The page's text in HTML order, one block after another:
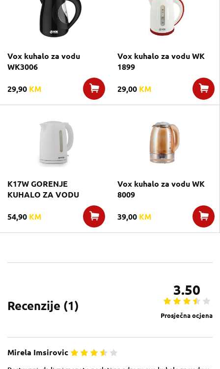
Vox kuhalo za vodu
WK3006
29,90 KM
Vox kuhalo za vodu WK
1899
29,00 KM
K17W GORENJE
KUHALO ZA VODU
54,90 KM
Vox kuhalo za vodu WK
8009
39,00 KM
Recenzije (1)
3.50
Prosječna ocjena
Mirela Imsirovic